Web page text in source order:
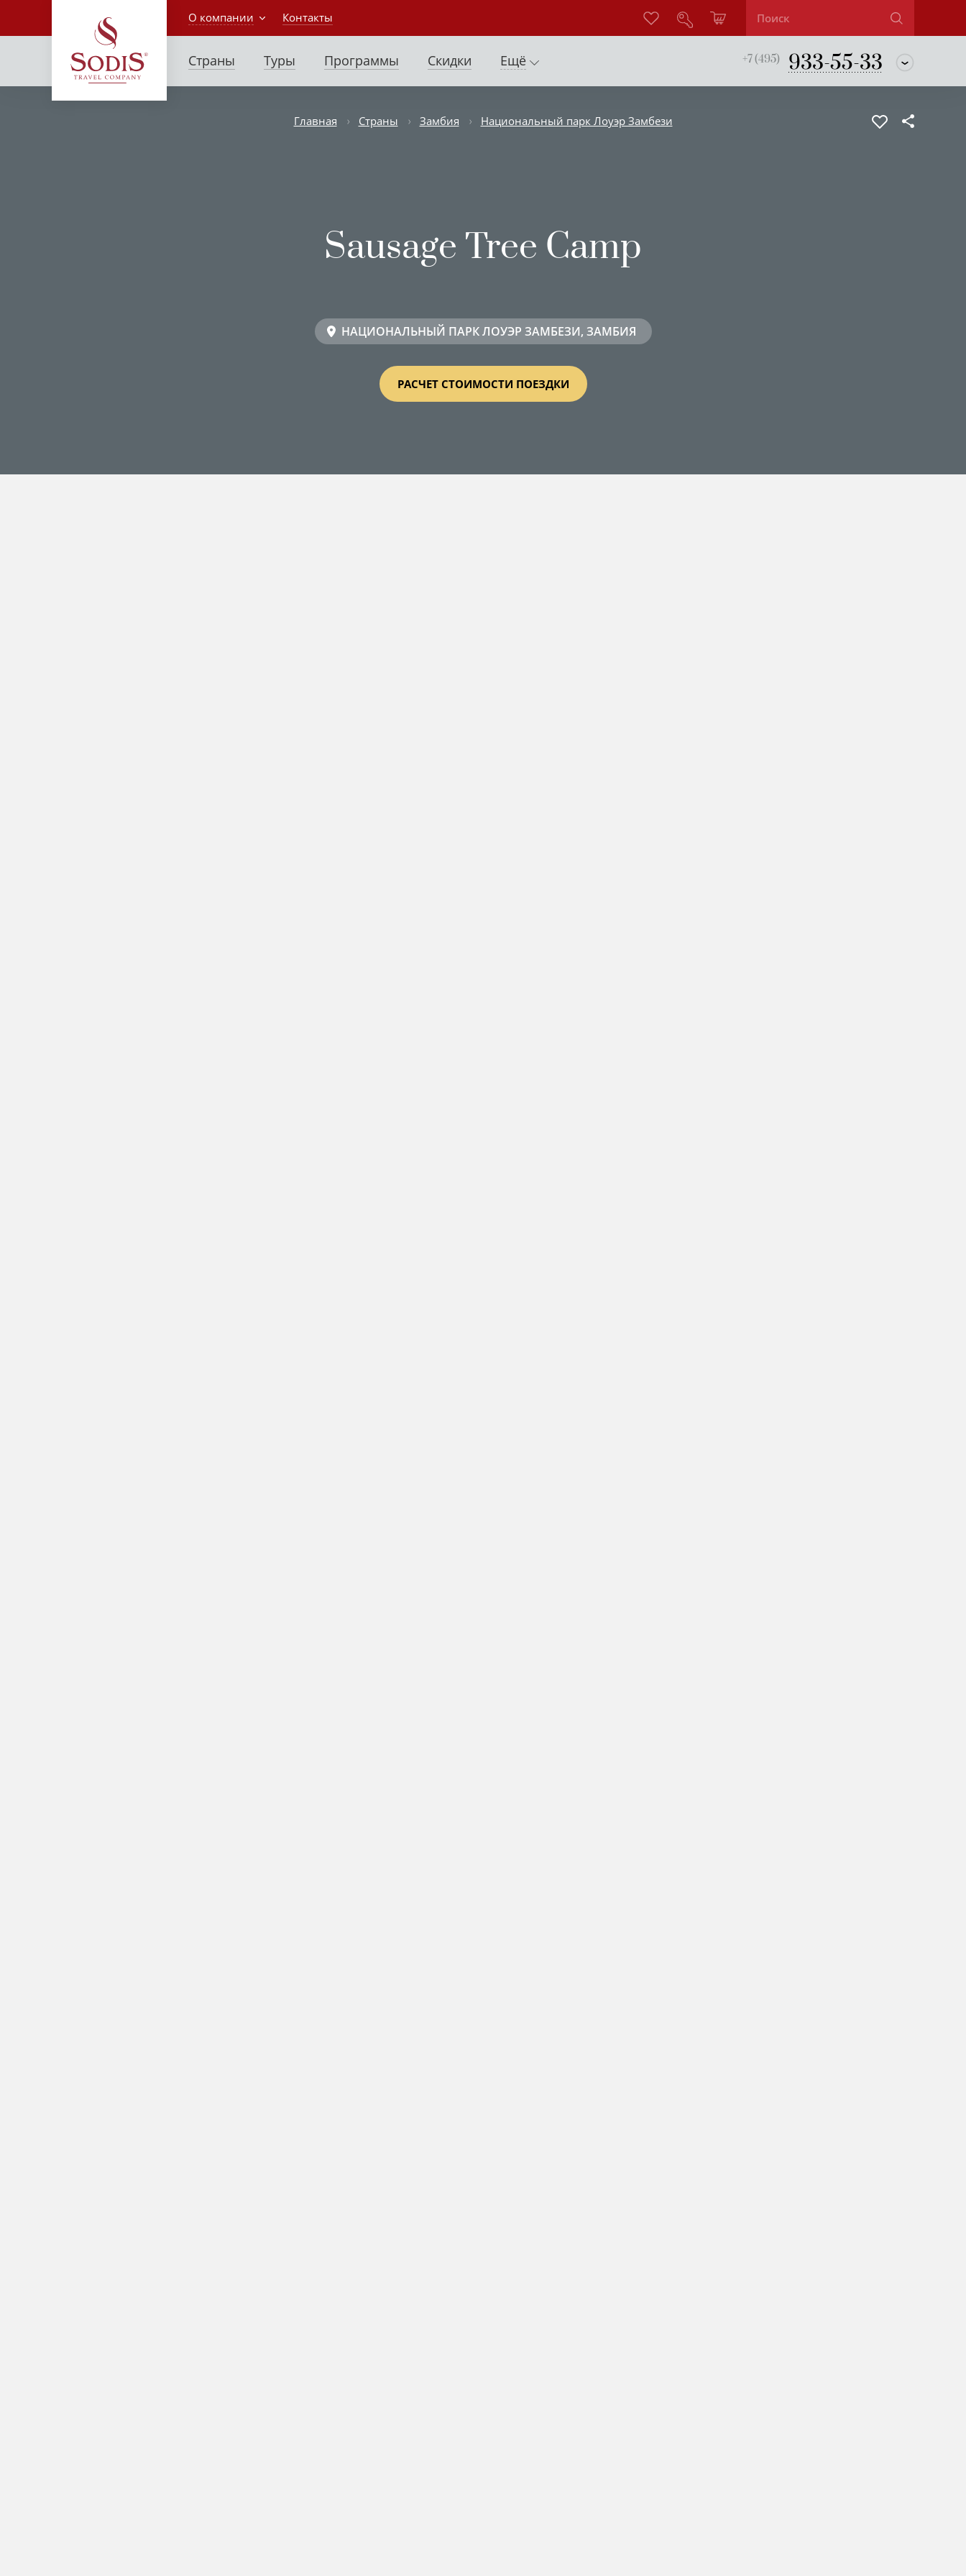
О компании Контакты
Страны Туры Программы Скидки Ещё +7 (495) 933-55-33
Главная Страны Замбия Национальный парк Лоуэр Замбези
Sausage Tree Camp
НАЦИОНАЛЬНЫЙ ПАРК ЛОУЭР ЗАМБЕЗИ, ЗАМБИЯ
РАСЧЕТ СТОИМОСТИ ПОЕЗДКИ